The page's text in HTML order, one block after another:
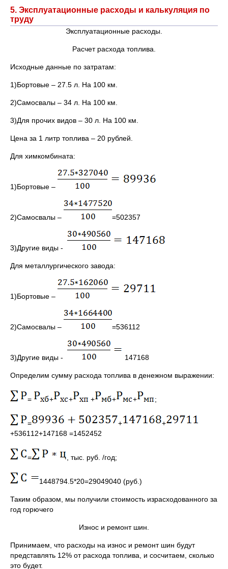
5. Эксплуатационные расходы и калькуляция по
труду
Эксплуатационные расходы.
Расчет расхода топлива.
Исходные данные по затратам:
1)Бортовые – 27.5 л. На 100 км.
2)Самосвалы – 34 л. На 100 км.
3)Для прочих видов – 30 л. На 100 км.
Цена за 1 литр топлива – 20 рублей.
Для химкомбината:
1)Бортовые –
2)Самосвалы – =502357
3)Другие виды -
Для металлургического завода:
1)Бортовые –
2)Самосвалы – =536112
3)Другие виды - 147168
Определим сумму расхода топлива в денежном выражении:
= + + + + + ;
= +
+
+536112+147168 =1452452
= , тыс. руб. /год;
1448794.5*20=29049040 (руб.)
Таким образом, мы получили стоимость израсходованного за
год горючего
Износ и ремонт шин.
Принимаем, что расходы на износ и ремонт шин будут
представлять 12% от расхода топлива, и сосчитаем, сколько
это будет.